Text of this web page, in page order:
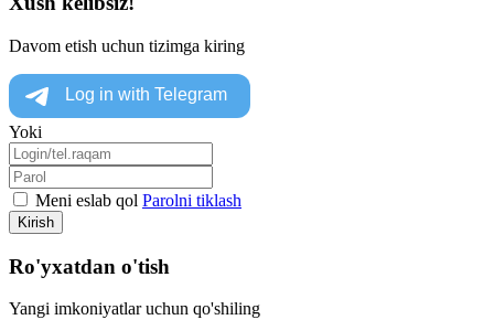
Davom etish uchun tizimga kiring
Yoki
Meni eslab qol Parolni tiklash
Kirish
Ro'yxatdan o'tish
Yangi imkoniyatlar uchun qo'shiling